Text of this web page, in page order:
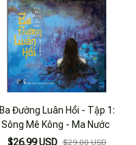
Ba Đường Luân Hồi - Tập 1:
Sông Mê Kông - Ma Nước
$26.99 USD $29.00 USD